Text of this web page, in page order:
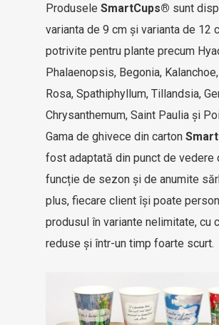
ProduseleSmartCups® sunt
varianta de 9 cm și varianta de 12
potrivite pentru plante precum
Phalaenopsis, Begonia,
Rosa, Spathiphyllum, Tillandsia,
Chrysanthemum, Saint Paulia și
Gama de ghivece din carton
fost adaptată din punct de vedere
funcție de sezon și de anumite
plus, fiecare client își poate
produsul în variante nelimitate, cu
reduse și într-un timp foarte scurt.